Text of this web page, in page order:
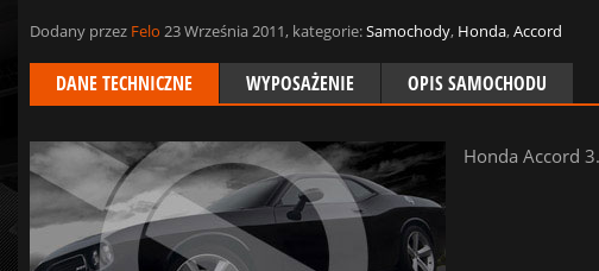
Dodany przez Felo 23 Września 2011, kategorie:Samochody, Honda,Accord
DANE TECHNICZNE WYPOSAŻENIE OPIS SAMOCHODU
Honda Accord